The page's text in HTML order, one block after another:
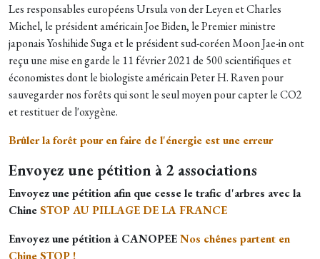
Les responsables européens Ursula von der Leyen et Charles
Michel, le président américain Joe Biden, le Premier ministre
japonais Yoshihide Suga et le président sud-coréen Moon Jae-in ont
reçu une mise en garde le 11 février 2021 de 500 scientifiques et
économistes dont le biologiste américain Peter H. Raven pour
sauvegarder nos forêts qui sont le seul moyen pour capter le CO2
et restituer de l'oxygène.
Brûler la forêt pour en faire de l'énergie est une erreur
Envoyez une pétition à 2 associations
Envoyez une pétition afin que cesse le trafic d'arbres avec la
ChineSTOP AU PILLAGE DE LA FRANCE
Envoyez une pétition à CANOPEENos chênes partent en
Chine STOP !